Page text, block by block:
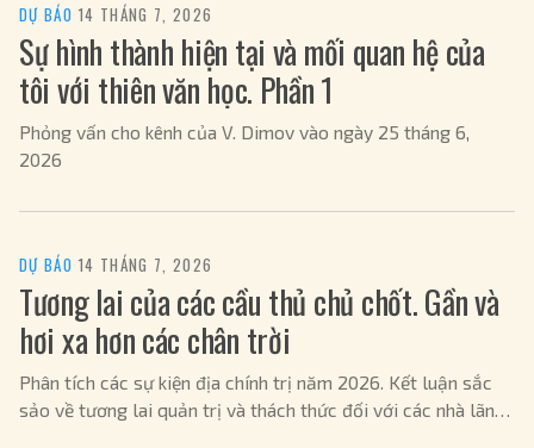
DỰ BÁO 14 THÁNG 7, 2026
Sự hình thành hiện tại và mối quan hệ của
tôi với thiên văn học. Phần 1
Phỏng vấn cho kênh của V. Dimov vào ngày 25 tháng 6,
2026
DỰ BÁO 14 THÁNG 7, 2026
Tương lai của các cầu thủ chủ chốt. Gần và
hơi xa hơn các chân trời
Phân tích các sự kiện địa chính trị năm 2026. Kết luận sắc
sảo về tương lai quản trị và thách thức đối với các nhà lãnh